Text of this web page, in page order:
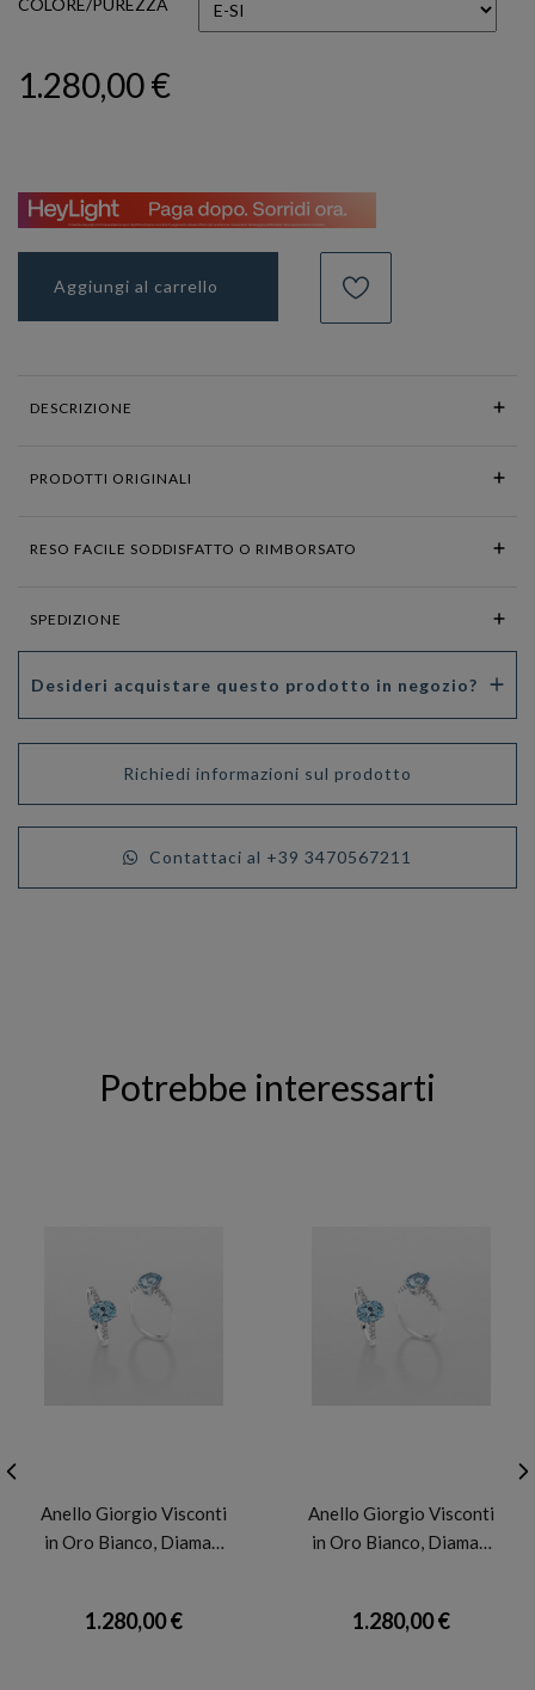
COLORE/PUREZZA
1.280,00 €
Aggiungi al carrello
DESCRIZIONE
PRODOTTI ORIGINALI
RESO FACILE SODDISFATTO O RIMBORSATO
SPEDIZIONE
Desideri acquistare questo prodotto in negozio?
Richiedi informazioni sul prodotto
Contattaci al +39 3470567211
Potrebbe interessarti
Anello Giorgio Visconti
in Oro Bianco, Diama…
1.280,00 €
Anello Giorgio Visconti
in Oro Bianco, Diama…
1.280,00 €